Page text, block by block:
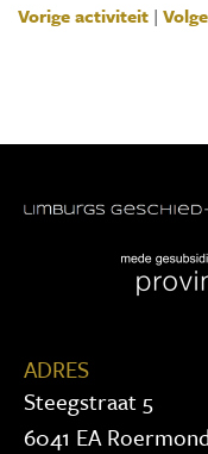
Vorige activiteit |
ADRES
Steegstraat 5
6041 EA